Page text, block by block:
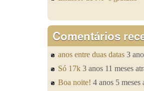
Comentários
anos entre duas datas 3
Só 17k 3 anos 11 meses
Boa noite! 4 anos 5 meses